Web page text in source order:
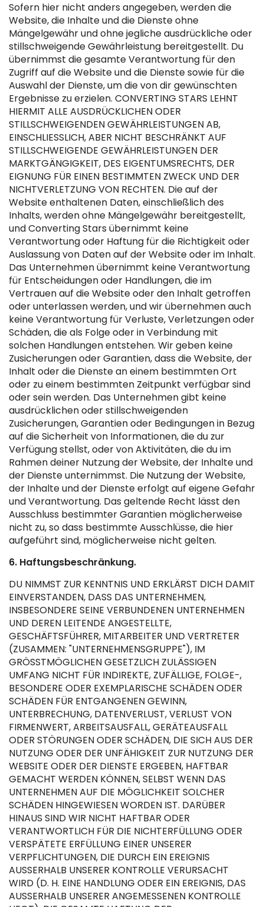
Sofern hier nicht anders angegeben, werden die
Website, die Inhalte und die Dienste ohne
Mängelgewähr und ohne jegliche ausdrückliche oder
stillschweigende Gewährleistung bereitgestellt. Du
übernimmst die gesamte Verantwortung für den
Zugriff auf die Website und die Dienste sowie für die
Auswahl der Dienste, um die von dir gewünschten
Ergebnisse zu erzielen. CONVERTING STARS LEHNT
HIERMIT ALLE AUSDRÜCKLICHEN ODER
STILLSCHWEIGENDEN GEWÄHRLEISTUNGEN AB,
EINSCHLIESSLICH, ABER NICHT BESCHRÄNKT AUF
STILLSCHWEIGENDE GEWÄHRLEISTUNGEN DER
MARKTGÄNGIGKEIT, DES EIGENTUMSRECHTS, DER
EIGNUNG FÜR EINEN BESTIMMTEN ZWECK UND DER
NICHTVERLETZUNG VON RECHTEN. Die auf der
Website enthaltenen Daten, einschließlich des
Inhalts, werden ohne Mängelgewähr bereitgestellt,
und Converting Stars übernimmt keine
Verantwortung oder Haftung für die Richtigkeit oder
Auslassung von Daten auf der Website oder im Inhalt.
Das Unternehmen übernimmt keine Verantwortung
für Entscheidungen oder Handlungen, die im
Vertrauen auf die Website oder den Inhalt getroffen
oder unterlassen werden, und wir übernehmen auch
keine Verantwortung für Verluste, Verletzungen oder
Schäden, die als Folge oder in Verbindung mit
solchen Handlungen entstehen. Wir geben keine
Zusicherungen oder Garantien, dass die Website, der
Inhalt oder die Dienste an einem bestimmten Ort
oder zu einem bestimmten Zeitpunkt verfügbar sind
oder sein werden. Das Unternehmen gibt keine
ausdrücklichen oder stillschweigenden
Zusicherungen, Garantien oder Bedingungen in Bezug
auf die Sicherheit von Informationen, die du zur
Verfügung stellst, oder von Aktivitäten, die du im
Rahmen deiner Nutzung der Website, der Inhalte und
der Dienste unternimmst. Die Nutzung der Website,
der Inhalte und der Dienste erfolgt auf eigene Gefahr
und Verantwortung. Das geltende Recht lässt den
Ausschluss bestimmter Garantien möglicherweise
nicht zu, so dass bestimmte Ausschlüsse, die hier
aufgeführt sind, möglicherweise nicht gelten.
6. Haftungsbeschränkung.
DU NIMMST ZUR KENNTNIS UND ERKLÄRST DICH DAMIT
EINVERSTANDEN, DASS DAS UNTERNEHMEN,
INSBESONDERE SEINE VERBUNDENEN UNTERNEHMEN
UND DEREN LEITENDE ANGESTELLTE,
GESCHÄFTSFÜHRER, MITARBEITER UND VERTRETER
(ZUSAMMEN: "UNTERNEHMENSGRUPPE"), IM
GRÖSSTMÖGLICHEN GESETZLICH ZULÄSSIGEN
UMFANG NICHT FÜR INDIREKTE, ZUFÄLLIGE, FOLGE-,
BESONDERE ODER EXEMPLARISCHE SCHÄDEN ODER
SCHÄDEN FÜR ENTGANGENEN GEWINN,
UNTERBRECHUNG, DATENVERLUST, VERLUST VON
FIRMENWERT, ARBEITSAUSFALL, GERÄTEAUSFALL
ODER STÖRUNGEN ODER SCHÄDEN, DIE SICH AUS DER
NUTZUNG ODER DER UNFÄHIGKEIT ZUR NUTZUNG DER
WEBSITE ODER DER DIENSTE ERGEBEN, HAFTBAR
GEMACHT WERDEN KÖNNEN, SELBST WENN DAS
UNTERNEHMEN AUF DIE MÖGLICHKEIT SOLCHER
SCHÄDEN HINGEWIESEN WORDEN IST. DARÜBER
HINAUS SIND WIR NICHT HAFTBAR ODER
VERANTWORTLICH FÜR DIE NICHTERFÜLLUNG ODER
VERSPÄTETE ERFÜLLUNG EINER UNSERER
VERPFLICHTUNGEN, DIE DURCH EIN EREIGNIS
AUSSERHALB UNSERER KONTROLLE VERURSACHT
WIRD (D. H. EINE HANDLUNG ODER EIN EREIGNIS, DAS
AUSSERHALB UNSERER ANGEMESSENEN KONTROLLE